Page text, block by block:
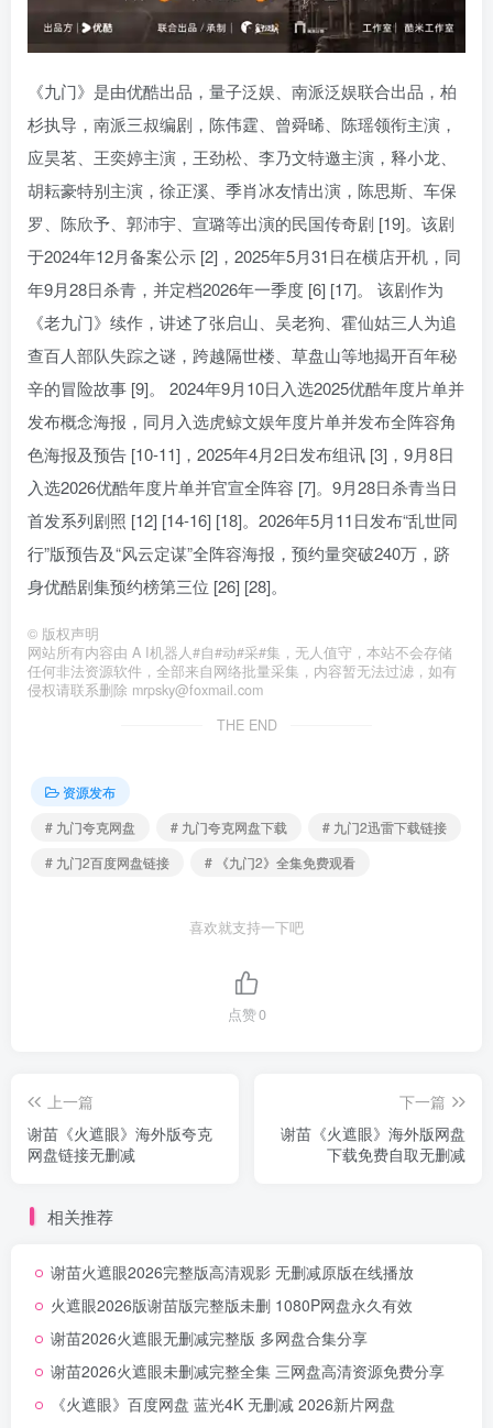
《九门》是由优酷出品，量子泛娱、南派泛娱联合出品，柏
杉执导，南派三叔编剧，陈伟霆、曾舜晞、陈瑶领衔主演，
应昊茗、王奕婷主演，王劲松、李乃文特邀主演，释小龙、
胡耘豪特别主演，徐正溪、季肖冰友情出演，陈思斯、车保
罗、陈欣予、郭沛宇、宣璐等出演的民国传奇剧 [19]。该剧
于2024年12月备案公示 [2]，2025年5月31日在横店开机，同
年9月28日杀青，并定档2026年一季度 [6] [17]。 该剧作为
《老九门》续作，讲述了张启山、吴老狗、霍仙姑三人为追
查百人部队失踪之谜，跨越隔世楼、草盘山等地揭开百年秘
辛的冒险故事 [9]。 2024年9月10日入选2025优酷年度片单并
发布概念海报，同月入选虎鲸文娱年度片单并发布全阵容角
色海报及预告 [10-11]，2025年4月2日发布组讯 [3]，9月8日
入选2026优酷年度片单并官宣全阵容 [7]。9月28日杀青当日
首发系列剧照 [12] [14-16] [18]。2026年5月11日发布“乱世同
行”版预告及“风云定谋”全阵容海报，预约量突破240万，跻
身优酷剧集预约榜第三位 [26] [28]。
© 版权声明
网站所有内容由 A I机器人#自#动#采#集，无人值守，本站不会存储
任何非法资源软件，全部来自网络批量采集，内容暂无法过滤，如有
侵权请联系删除 mrpsky@foxmail.com
THE END
资源发布
# 九门夸克网盘
# 九门夸克网盘下载
# 九门2迅雷下载链接
# 九门2百度网盘链接
# 《九门2》全集免费观看
喜欢就支持一下吧
点赞0
上一篇
谢苗《火遮眼》海外版夸克
网盘链接无删减
下一篇
谢苗《火遮眼》海外版网盘
下载免费自取无删减
相关推荐
谢苗火遮眼2026完整版高清观影 无删减原版在线播放
火遮眼2026版谢苗版完整版未删 1080P网盘永久有效
谢苗2026火遮眼无删减完整版 多网盘合集分享
谢苗2026火遮眼未删减完整全集 三网盘高清资源免费分享
《火遮眼》百度网盘 蓝光4K 无删减 2026新片网盘